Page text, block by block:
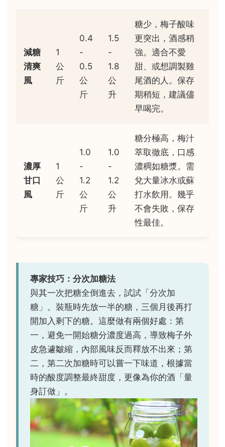
減糖
清爽
風
1
公
斤
0.4
-
0.5
公
斤
1.5
-
1.8
公
升
糖少，梅子酸味
更突出，酒感稍
強。適合不愛
甜、或想調製雞
尾酒的人。保存
期稍短，建議儘
早喝完。
濃厚
甘口
風
1
公
斤
1.0
-
1.2
公
斤
1.0
-
1.2
公
升
糖分極高，梅汁
萃取徹底，口感
濃稠如糖漿。需
兌大量冰水或蘇
打水飲用。幾乎
不會失敗，保存
性最佳。
專家技巧：分次加糖法
與其一次把糖全倒進去，試試「分次加
糖」。裝瓶時先放一半的糖，三個月後再打
開加入剩下的糖。這麼做有兩個好處：第
一，避免一開始糖分濃度過高，導致梅子外
皮急遽皺縮，內部風味反而釋放不出來；第
二，第二次加糖時可以嘗一下味道，根據當
時的酸度調整最終甜度，更像為你的酒「量
身訂做」。